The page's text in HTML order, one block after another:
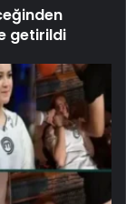
getirildi